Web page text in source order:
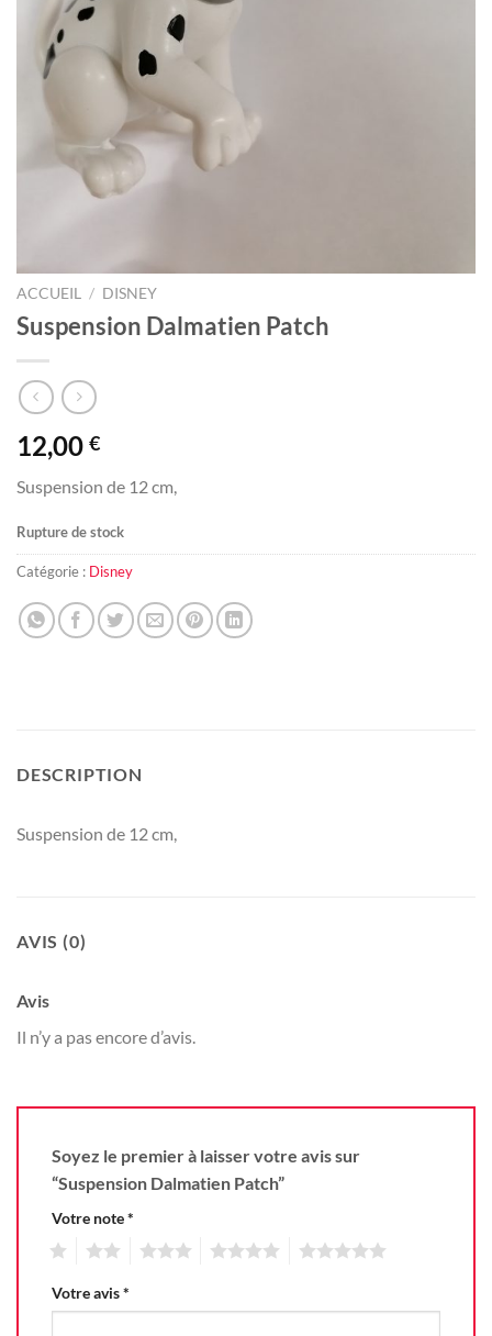
ACCUEIL / DISNEY
Suspension Dalmatien Patch
12,00 €
Suspension de 12 cm,
Rupture de stock
Catégorie : Disney
DESCRIPTION
Suspension de 12 cm,
AVIS (0)
Avis
Il n’y a pas encore d’avis.
Soyez le premier à laisser votre avis sur
“Suspension Dalmatien Patch”
Votre note*
Votre avis*